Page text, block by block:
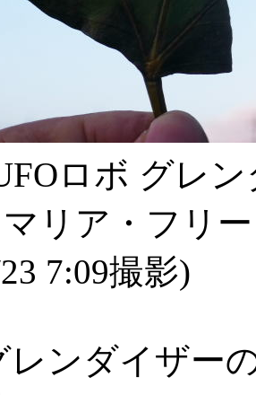
ロボ グレン
リア・フリ
7:09撮影)
レンダイザー